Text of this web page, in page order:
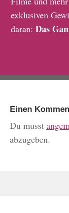
exklusiven
daran:Das
Einen
Du musst
abzugeben.